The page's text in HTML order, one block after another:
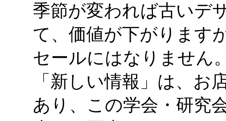
季節が変われば古いデ
て、価値が下がります
セールにはなりません
「新しい情報」は、お
あり、この学会・研究